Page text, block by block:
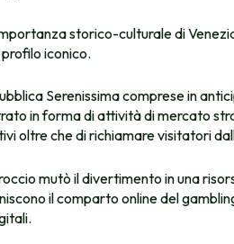
storico-culturale di
profilo iconico.
Serenissima comprese in
in forma di attività di mercato
oltre che di richiamare visitatori
mutò il divertimento in una
il comparto online del